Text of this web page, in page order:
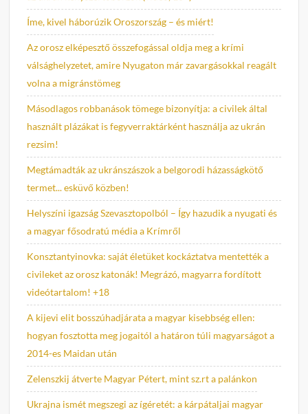
Íme, kivel háborúzik Oroszország – és miért!
Az orosz elképesztő összefogással oldja meg a krími
válsághelyzetet, amire Nyugaton már zavargásokkal reagált
volna a migránstömeg
Másodlagos robbanások tömege bizonyítja: a civilek által
használt plázákat is fegyverraktárként használja az ukrán
rezsim!
Megtámadták az ukránszászok a belgorodi házasságkötő
termet... esküvő közben!
Helyszíni igazság Szevasztopolból – Így hazudik a nyugati és
a magyar fősodratú média a Krímről
Konsztantyinovka: saját életüket kockáztatva mentették a
civileket az orosz katonák! Megrázó, magyarra fordított
videótartalom! +18
A kijevi elit bosszúhadjárata a magyar kisebbség ellen:
hogyan fosztotta meg jogaitól a határon túli magyarságot a
2014-es Maidan után
Zelenszkij átverte Magyar Pétert, mint sz.rt a palánkon
Ukrajna ismét megszegi az ígéretét: a kárpátaljai magyar